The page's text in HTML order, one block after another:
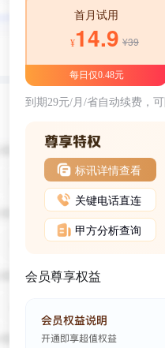
首月试用
¥14.9 ¥39
每日仅0.48元
到期29元/月/省自动续费，可
标讯详情查看
关键电话直连
甲方分析查询
会员尊享权益